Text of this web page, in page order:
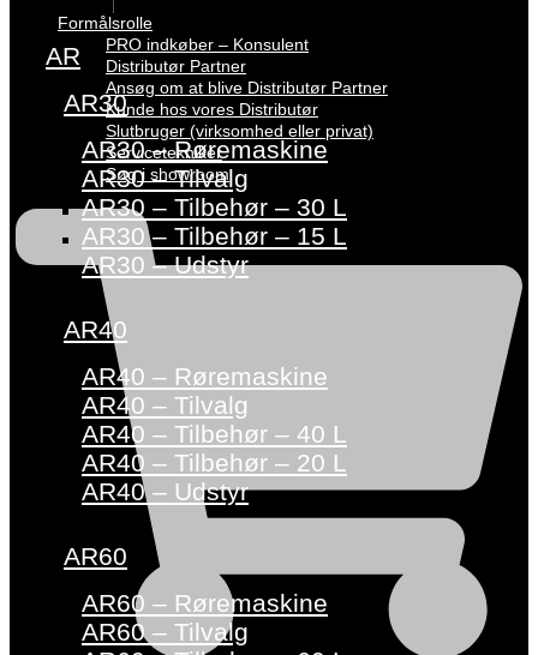
Formålsrolle
PRO indkøber – Konsulent
Distributør Partner
Ansøg om at blive Distributør Partner
Kunde hos vores Distributør
Slutbruger (virksomhed eller privat)
Servicetekniker
Søg i showroom
AR
AR30
AR30 – Røremaskine
AR30 – Tilvalg
AR30 – Tilbehør – 30 L
AR30 – Tilbehør – 15 L
AR30 – Udstyr
AR40
AR40 – Røremaskine
AR40 – Tilvalg
AR40 – Tilbehør – 40 L
AR40 – Tilbehør – 20 L
AR40 – Udstyr
AR60
AR60 – Røremaskine
AR60 – Tilvalg